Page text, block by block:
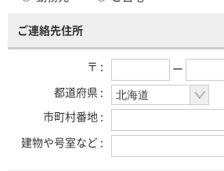
ご連絡先住所
〒 :
ー
都道府県 :
市町村番地 :
建物や号室など :